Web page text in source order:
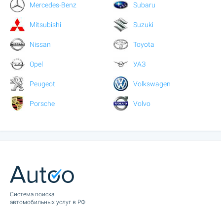
Mercedes-Benz
Mitsubishi
Nissan
Opel
Peugeot
Porsche
Subaru
Suzuki
Toyota
УАЗ
Volkswagen
Volvo
Cистема поиска
автомобильных услуг в РФ